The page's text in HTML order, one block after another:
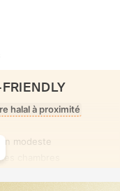
halal à proximité
modeste
chambres